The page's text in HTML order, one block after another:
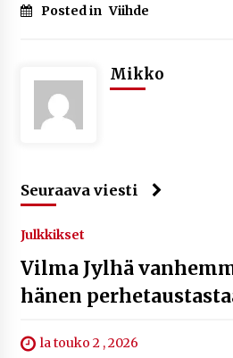
Posted in Viihde
Mikko
Seuraava viesti
Julkkikset
Vilma Jylhä
hänen
la touko 2 , 2026